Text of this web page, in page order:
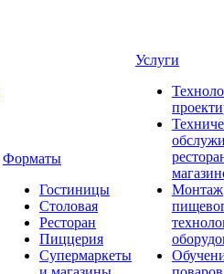
Форматы
Гостиницы
Столовая
Ресторан
Пиццерия
Супермаркеты
Услуги
Монтаж